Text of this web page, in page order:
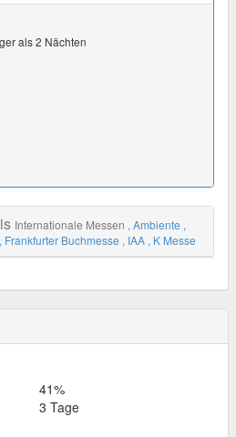
als 2 Nächten
Internationale Messen , Ambiente ,
, Frankfurter Buchmesse , IAA , K Messe
41%
3 Tage